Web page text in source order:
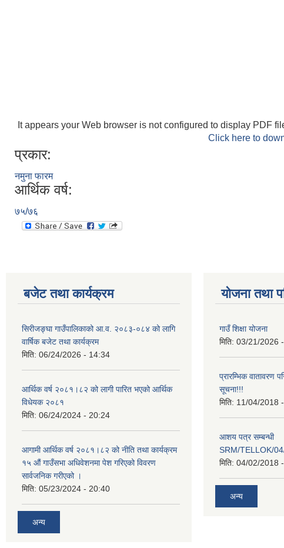
It appears your Web browser is not configured to display PDF
Click here to
प्रकार:
नमुना फारम
आर्थिक वर्ष:
७५/७६
बजेट तथा कार्यक्रम
सिरीजङ्घा गाउँपालिकाको आ.व. २०८३-०८४ को लागि
वार्षिक बजेट तथा कार्यक्रम
मिति: 06/24/2026 - 14:34
आर्थिक वर्ष २०८१।८२ को लागी पारित भएको आर्थिक
विधेयक २०८१
मिति: 06/24/2024 - 20:24
आगामी आर्थिक वर्ष २०८१।८२ को नीति तथा कार्यक्रम
१५ औं गाउँसभा अधिवेशनमा पेश गरिएको विवरण
सार्वजनिक गरीएको ।
मिति: 05/23/2024 - 20:40
अन्य
योजना तथा
गाउँ शिक्षा योजना
मिति: 03/21/2026
प्रारम्भिक वातावरण
सूचना!!!
मिति: 11/04/2018
आशय पत्र सम्बन्धी
SRM/TELLOK/
मिति: 04/02/2018
अन्य